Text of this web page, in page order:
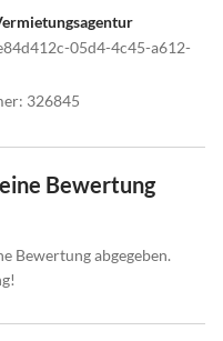
05d4-4c45-a612-
: 326845
Bewertung
Bewertung abgegeben.